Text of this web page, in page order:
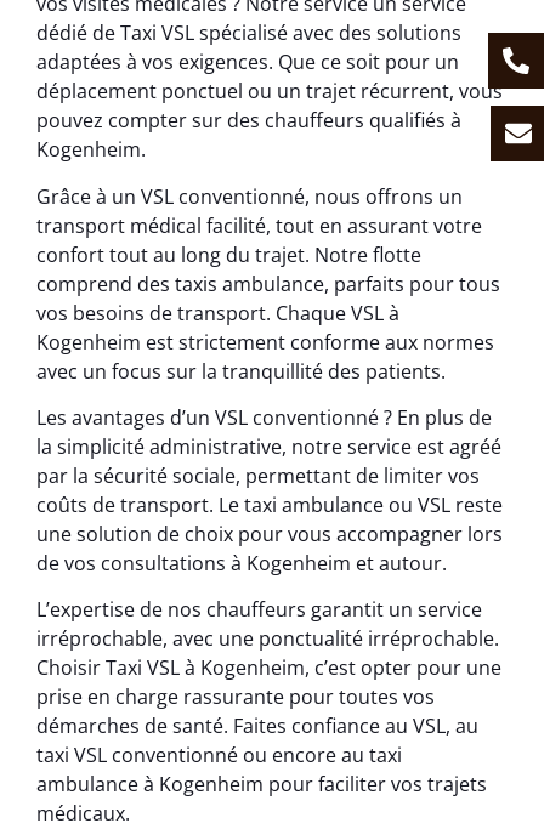
dédié de Taxi VSL spécialisé avec des solutions
adaptées à vos exigences. Que ce soit pour un
déplacement ponctuel ou un trajet récurrent, vous
pouvez compter sur des chauffeurs qualifiés à
Kogenheim.
Grâce à un VSL conventionné, nous offrons un
transport médical facilité, tout en assurant votre
confort tout au long du trajet. Notre flotte
comprend des taxis ambulance, parfaits pour tous
vos besoins de transport. Chaque VSL à
Kogenheim est strictement conforme aux normes
avec un focus sur la tranquillité des patients.
Les avantages d’un VSL conventionné ? En plus de
la simplicité administrative, notre service est agréé
par la sécurité sociale, permettant de limiter vos
coûts de transport. Le taxi ambulance ou VSL reste
une solution de choix pour vous accompagner lors
de vos consultations à Kogenheim et autour.
L’expertise de nos chauffeurs garantit un service
irréprochable, avec une ponctualité irréprochable.
Choisir Taxi VSL à Kogenheim, c’est opter pour une
prise en charge rassurante pour toutes vos
démarches de santé. Faites confiance au VSL, au
taxi VSL conventionné ou encore au taxi
ambulance à Kogenheim pour faciliter vos trajets
médicaux.